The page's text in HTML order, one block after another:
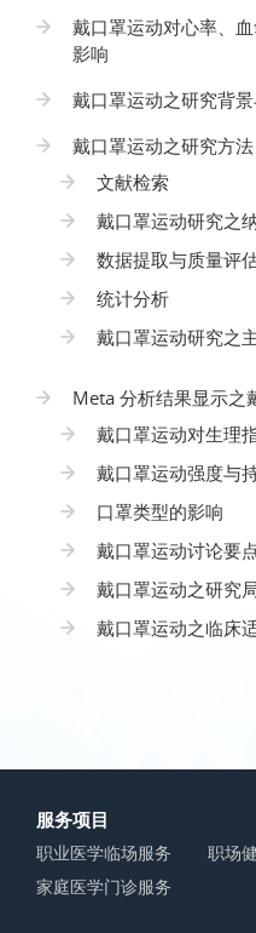
戴口罩运动对心率、
影响
戴口罩运动之研究背
戴口罩运动之研究方法
文献检索
戴口罩运动研究之
数据提取与质量评
统计分析
戴口罩运动研究之
Meta 分析结果显示之
戴口罩运动对生理
戴口罩运动强度与
口罩类型的影响
戴口罩运动讨论要
戴口罩运动之研究
戴口罩运动之临床
服务项目
职业医学临场服务
职场
家庭医学门诊服务